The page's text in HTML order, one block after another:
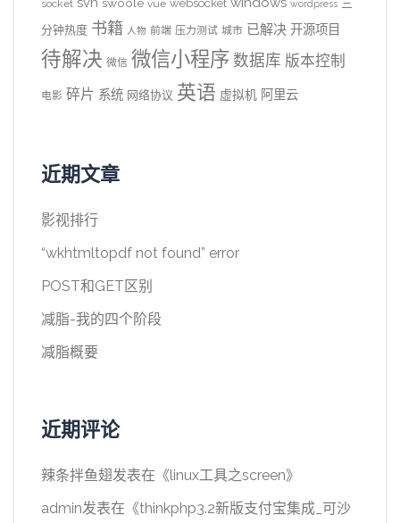
socket vue websocket wordpress 三
分钟热度 书籍 人物 前端 压力测试 城市 已解决 开源项目
待解决 微信 微信小程序 数据库 版本控制
电影 碎片 系统 网络协议 英语 虚拟机 阿里云
近期文章
影视排行
“wkhtmltopdf not found” error
POST和GET区别
减脂-我的四个阶段
减脂概要
近期评论
辣条拌鱼翅发表在《linux工具之screen》
admin发表在《thinkphp3.2新版支付宝集成_可沙